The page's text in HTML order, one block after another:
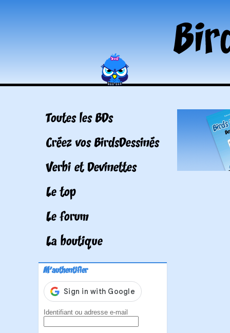
Toutes les BDs
Créez vos BirdsDessinés
Verbi et Devinettes
Le top
Le forum
La boutique
M'authentifier
Identifiant ou adresse e-mail